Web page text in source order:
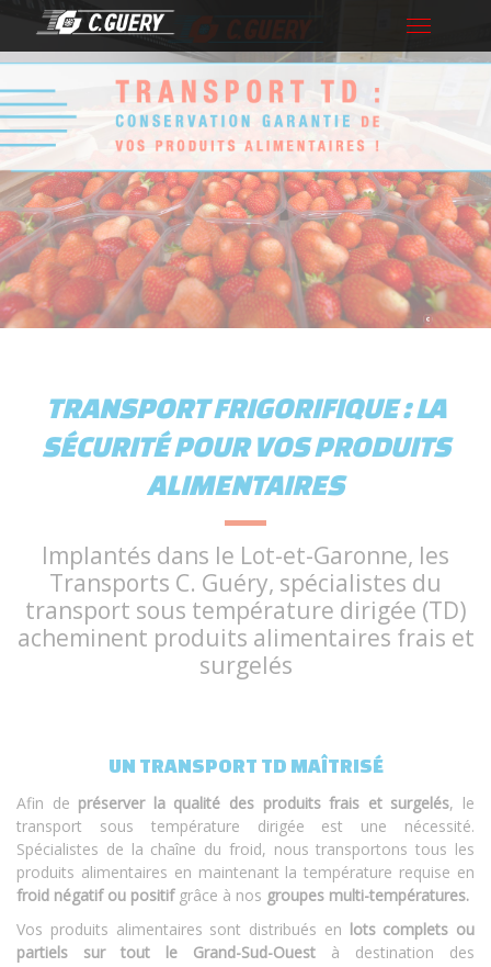
Toggle
navigation
TRANSPORT FRIGORIFIQUE : LA
SÉCURITÉ POUR VOS PRODUITS
ALIMENTAIRES
Implantés dans le Lot-et-Garonne, les
Transports C. Guéry, spécialistes du
transport sous température dirigée (TD)
acheminent produits alimentaires frais et
surgelés
UN TRANSPORT TD MAÎTRISÉ
Afin de préserver la qualité des produits frais et surgelés, le
transport sous température dirigée est une nécessité.
Spécialistes de la chaîne du froid, nous transportons tous les
produits alimentaires en maintenant la température requise en
froid négatif ou positifgrâce à nos groupes multi-températures.
Vos produits alimentaires sont distribués en lots complets ou
partiels sur tout le Grand-Sud-Ouest à destination des